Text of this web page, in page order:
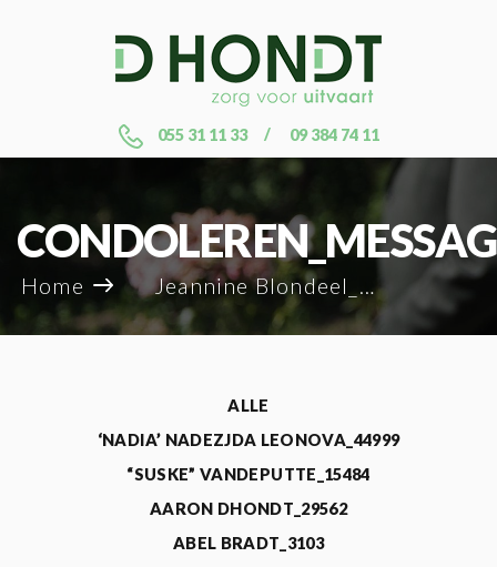
055 31 11 33 09 384 74 11
Home Jeannine Blondeel_132737
ALLE
‘NADIA’ NADEZJDA LEONOVA_44999
“SUSKE” VANDEPUTTE_15484
AARON DHONDT_29562
ABEL BRADT_3103